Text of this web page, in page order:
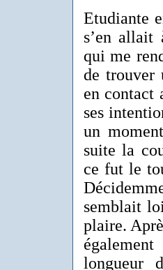
Etudiante
s’en allait
qui me
de trouver
en contact
ses
un
suite la
ce fut le
semblait
plaire.
longueur